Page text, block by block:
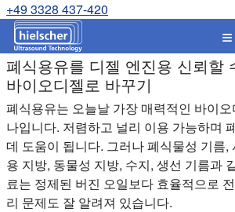
+49 3328 437-420
폐식용유를 디젤 엔진용 신뢰할
바이오디젤로 바꾸기
폐식용유는 오늘날 가장 매력적인 바이
나입니다. 저렴하고 널리 이용 가능하며
데 도움이 됩니다. 그러나 폐식물성 기름,
용 지방, 동물성 지방, 수지, 생선 기름과
료는 정제된 버진 오일보다 효율적으로
리 문제도 잘 알려져 있습니다.